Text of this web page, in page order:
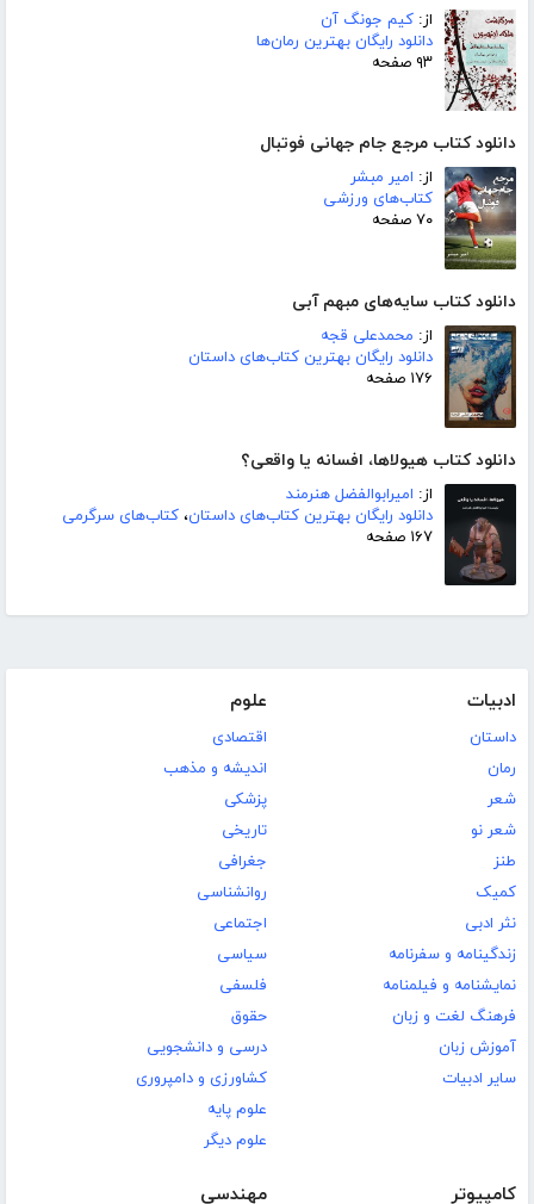
از: کیم جونگ آن
دانلود رایگان بهترین رمان‌ها
۹۳ صفحه
دانلود کتاب مرجع جام جهانی فوتبال
از: امیر مبشر
کتاب‌های ورزشی
۷۰ صفحه
دانلود کتاب سایه‌های مبهم آبی
از: محمدعلی قجه
دانلود رایگان بهترین کتاب‌های داستان
۱۷۶ صفحه
دانلود کتاب هیولاها، افسانه یا واقعی؟
از: امیرابوالفضل هنرمند
دانلود رایگان بهترین کتاب‌های داستان، کتاب‌های سرگرمی
۱۶۷ صفحه
ادبیات
داستان
رمان
شعر
شعر نو
طنز
کمیک
نثر ادبی
زندگینامه و سفرنامه
نمایشنامه و فیلمنامه
فرهنگ لغت و زبان
آموزش زبان
سایر ادبیات
علوم
اقتصادی
اندیشه و مذهب
پزشکی
تاریخی
جغرافی
روانشناسی
اجتماعی
سیاسی
فلسفی
حقوق
درسی و دانشجویی
کشاورزی و دامپروری
علوم پایه
علوم دیگر
کامپیوتر مهندسی